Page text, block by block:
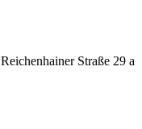
Reichenhainer Straße 29 a